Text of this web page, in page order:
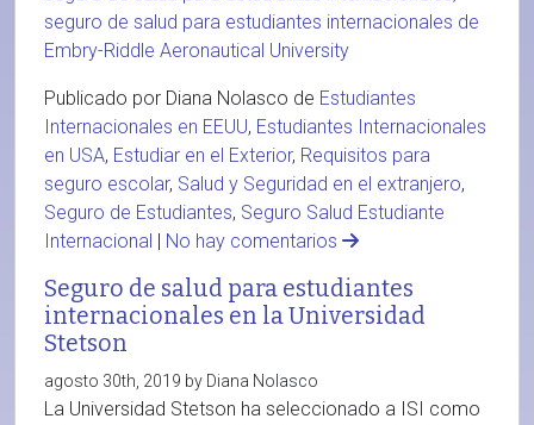
seguro de salud para estudiantes internacionales de
Embry-Riddle Aeronautical University
Publicado por Diana Nolasco de Estudiantes
Internacionales en EEUU, Estudiantes Internacionales
en USA, Estudiar en el Exterior, Requisitos para
seguro escolar, Salud y Seguridad en el extranjero,
Seguro de Estudiantes, Seguro Salud Estudiante
Internacional | No hay comentarios
Seguro de salud para estudiantes
internacionales en la Universidad
Stetson
agosto 30th, 2019 by Diana Nolasco
La Universidad Stetson ha seleccionado a ISI como